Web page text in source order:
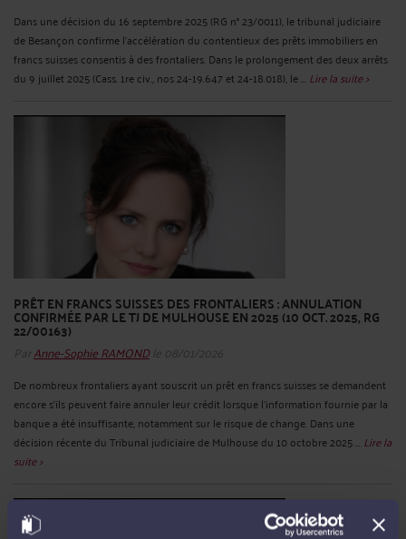
Dans une décision du 16 septembre 2025 (RG n° 23/0011), le tribunal judiciaire
de Besançon confirme l’accélération du contentieux des prêts immobiliers en
francs suisses consentis à des frontaliers. Dans le prolongement des deux arrêts
du 9 juillet 2025 (Cass. 1re civ., nos 24-19.647 et 24-18.018), le ... Lire la suite >
PRÊT EN FRANCS SUISSES DES FRONTALIERS : ANNULATION
CONFIRMÉE PAR LE TJ DE MULHOUSE EN 2025 (10 OCT. 2025, RG
22/00163)
ParAnne-Sophie RAMONDle 08/01/2026
De nombreux frontaliers ayant souscrit un prêt en francs suisses se demandent
encore s’ils peuvent faire annuler leur crédit lorsque l’information fournie par la
banque a été insuffisante, notamment sur le risque de change. Dans une
décision récente du Tribunal judiciaire de Mulhouse du 10 octobre 2025 ... Lire la
suite >